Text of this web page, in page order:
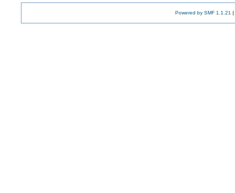
Powered by SMF 1.1.21 |